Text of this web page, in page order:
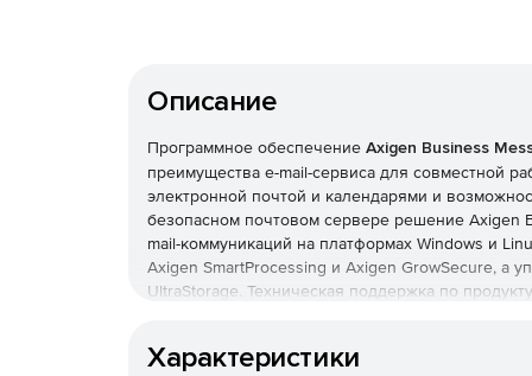
Описание
Программное обеспечение Axigen Business
преимущества e-mail-сервиса для совместной
электронной почтой и календарями и
безопасном почтовом сервере решение Axigen
mail-коммуникаций на платформах Windows и
Axigen SmartProcessing и Axigen GrowSecure, а
UltraStorage. Техническая поддержка по
Календари и взаимодействие
Характеристики